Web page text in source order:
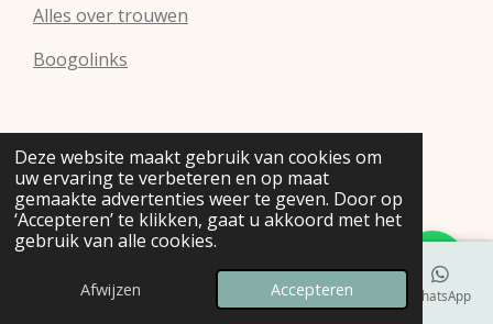
Deze website maakt gebruik van cookies om
uw ervaring te verbeteren en op maat
gemaakte advertenties weer te geven. Door op
‘Accepteren’ te klikken, gaat u akkoord met het
gebruik van alle cookies.
Afwijzen Accepteren
Alles over trouwen
Boogolinks
E-mailadres Telefoonnummer Kaart Instagram WhatsApp